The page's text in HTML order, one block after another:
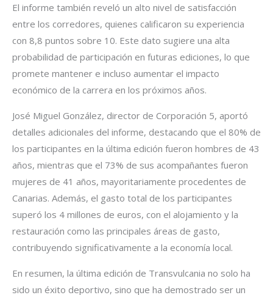
El informe también reveló un alto nivel de satisfacción
entre los corredores, quienes calificaron su experiencia
con 8,8 puntos sobre 10. Este dato sugiere una alta
probabilidad de participación en futuras ediciones, lo que
promete mantener e incluso aumentar el impacto
económico de la carrera en los próximos años.
José Miguel González, director de Corporación 5, aportó
detalles adicionales del informe, destacando que el 80% de
los participantes en la última edición fueron hombres de 43
años, mientras que el 73% de sus acompañantes fueron
mujeres de 41 años, mayoritariamente procedentes de
Canarias. Además, el gasto total de los participantes
superó los 4 millones de euros, con el alojamiento y la
restauración como las principales áreas de gasto,
contribuyendo significativamente a la economía local.
En resumen, la última edición de Transvulcania no solo ha
sido un éxito deportivo, sino que ha demostrado ser un